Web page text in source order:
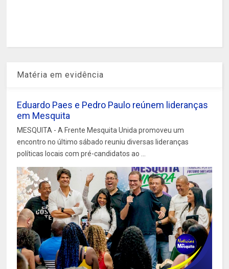
Matéria em evidência
Eduardo Paes e Pedro Paulo reúnem lideranças
em Mesquita
MESQUITA - A Frente Mesquita Unida promoveu um
encontro no último sábado reuniu diversas lideranças
políticas locais com pré-candidatos ao ...